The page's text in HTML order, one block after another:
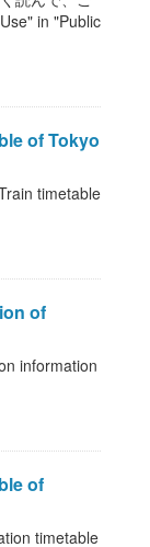
in "Public
of Tokyo
timetable
of
information
of
timetable